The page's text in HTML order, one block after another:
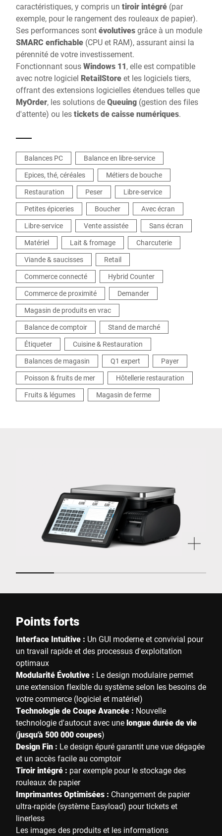
caractéristiques, y compris un tiroir intégré (par
exemple, pour le rangement des rouleaux de papier).
Ses performances sontévolutivesgrâce à un module
SMARC enfichable (CPU et RAM), assurant ainsi la
pérennité de votre investissement.
Fonctionnant sousWindows 11, elle est compatible
avec notre logiciel RetailStoreet les logiciels tiers,
offrant des extensions logicielles étendues telles que
MyOrder, les solutions deQueuing (gestion des files
d'attente) ou lestickets de caisse numériques.
Balances PC
Balance en libre-service
Epices, thé, céréales
Métiers de bouche
Restauration
Peser
Libre-service
Petites épiceries
Boucher
Avec écran
Libre-service
Vente assistée
Sans écran
Matériel
Lait & fromage
Charcuterie
Viande & saucisses
Retail
Commerce connecté
Hybrid Counter
Commerce de proximité
Demander
Magasin de produits en vrac
Balance de comptoir
Stand de marché
Étiqueter
Cuisine & Restauration
Balances de magasin
Q1 expert
Payer
Poisson & fruits de mer
Hôtellerie restauration
Fruits & légumes
Magasin de ferme
Points forts
Interface Intuitive : Un GUI moderne et convivial pour
un travail rapide et des processus d'exploitation
optimaux
Modularité Évolutive : Le design modulaire permet
une extension flexible du système selon les besoins de
votre commerce (logiciel et matériel)
Technologie de Coupe Avancée : Nouvelle
technologie d'autocut avec unelongue durée de vie
(jusqu'à 500 000 coupes)
Design Fin : Le design épuré garantit une vue dégagée
et un accès facile au comptoir
Tiroir intégré : par exemple pour le stockage des
rouleaux de papier
Imprimantes Optimisées : Changement de papier
ultra-rapide (système Easyload) pour tickets et
linerless
Les images des produits et les informations